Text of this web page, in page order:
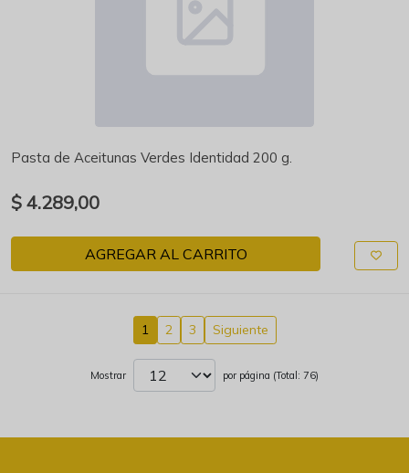
Pasta de Aceitunas Verdes Identidad 200 g.
$ 4.289,00
AGREGAR AL CARRITO
1 2 3 Siguiente
Mostrar por página (Total: 76)